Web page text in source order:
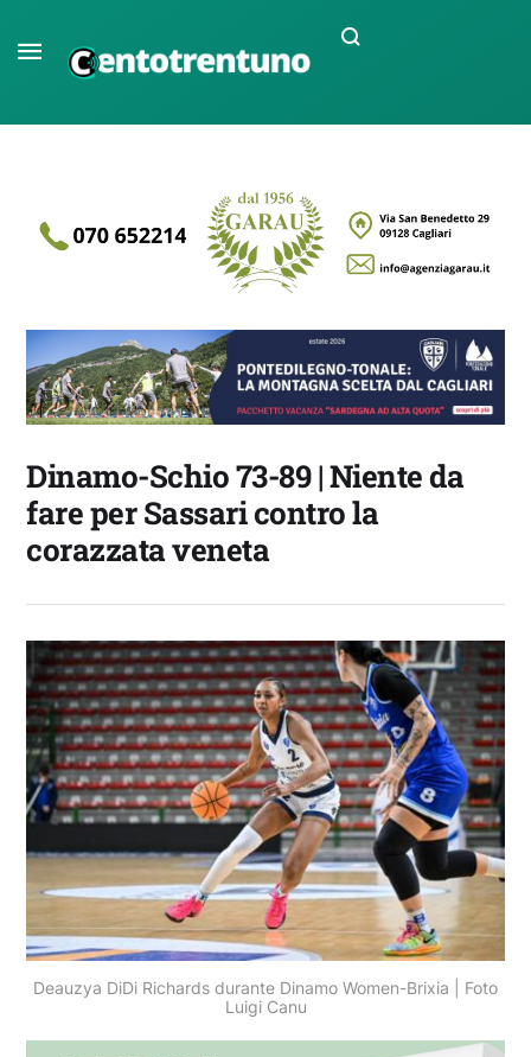
Dinamo-Schio 73-89 | Niente da
fare per Sassari contro la
corazzata veneta
Deauzya DiDi Richards durante Dinamo Women-Brixia | Foto
Luigi Canu